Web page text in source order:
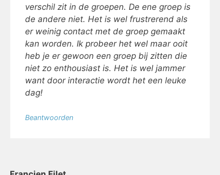
verschil zit in de groepen. De ene groep is
de andere niet. Het is wel frustrerend als
er weinig contact met de groep gemaakt
kan worden. Ik probeer het wel maar ooit
heb je er gewoon een groep bij zitten die
niet zo enthousiast is. Het is wel jammer
want door interactie wordt het een leuke
dag!
Beantwoorden